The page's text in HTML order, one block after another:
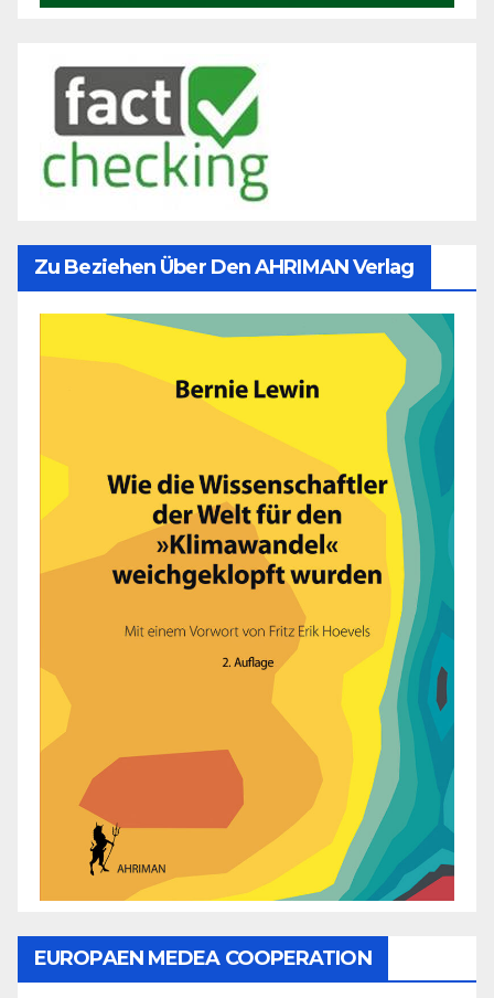
Zu Beziehen Über Den AHRIMAN Verlag
EUROPAEN MEDEA COOPERATION